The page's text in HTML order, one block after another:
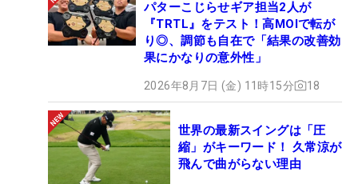
パターこじらせギア担当2人が
『TRTL』をテスト！高MOIで転が
り◎、調節も自在で「結果の改善効
果にかなりの意外性」
2026年8月7日 (金) 11時15分 18
世界の最新スイングは「圧
縮」がキーワード！ 久常涼が
飛んで曲がらない理由